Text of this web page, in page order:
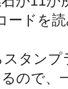
ードを
タンプ
ので、
秋葉原